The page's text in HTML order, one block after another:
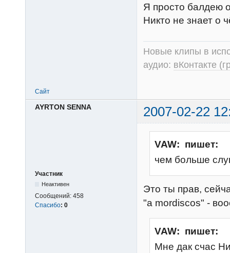
Я просто балдею
Никто не знает о
Новые клипы в
аудио: вКонтакте
Сайт
AYRTON SENNA 2007-02-22
Участник
Неактивен
Сообщений: 458
Спасибо: 0
VAW: пишет:
чем больше
Это ты прав,
"a mordiscos" -
VAW: пишет:
Мне дак счас